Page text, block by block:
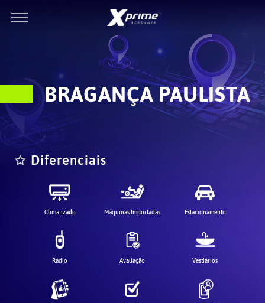
BRAGANÇA PAULISTA
Diferenciais
Climatizado Máquinas Importadas Estacionamento
Rádio Avaliação Vestiários